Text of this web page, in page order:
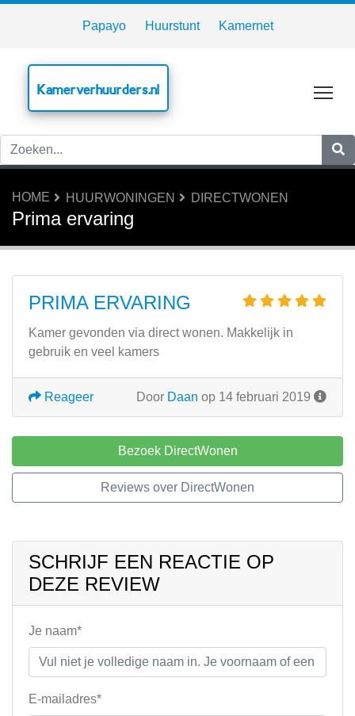
Papayo Huurstunt Kamernet
Kamerverhuurders.nl
HOME HUURWONINGEN DIRECTWONEN
Prima ervaring
PRIMA ERVARING
Kamer gevonden via direct wonen. Makkelijk in
gebruik en veel kamers
Door Daan op 14 februari 2019
Reageer
Bezoek DirectWonen
Reviews over DirectWonen
SCHRIJF EEN REACTIE OP
DEZE REVIEW
Je naam*
E-mailadres*